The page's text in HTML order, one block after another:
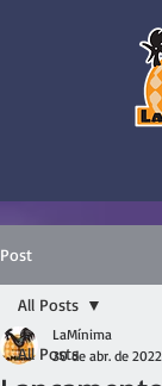
Post
All Posts
All Posts
LaMínima
30 de abr. de 2022